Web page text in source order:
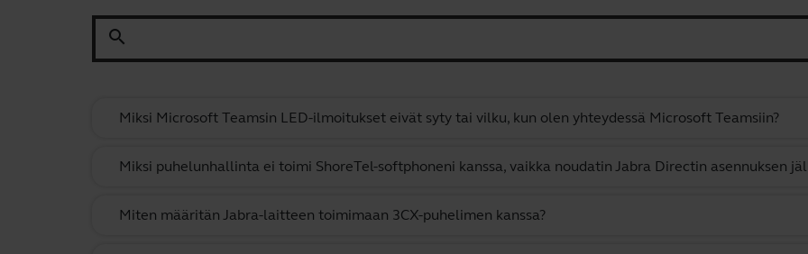
search
Miksi Microsoft Teamsin LED-ilmoitukset eivät syty tai vilku, kun olen yhteydessä Microsoft Teamsiin?
Miksi puhelunhallinta ei toimi ShoreTel-softphoneni kanssa, vaikka noudatin Jabra Directin asennuksen
Miten määritän Jabra-laitteen toimimaan 3CX-puhelimen kanssa?